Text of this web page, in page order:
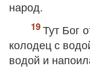
народ.
Тут Бог
колодец с
водой и